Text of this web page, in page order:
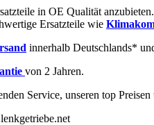
in OE Qualität
Ersatzteile wie
innerhalb Deutschlands*
von 2 Jahren.
Service, unseren top